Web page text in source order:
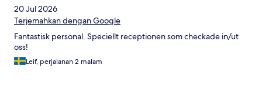
20 Jul 2026
Terjemahkan dengan Google
Fantastisk personal. Speciellt receptionen som checkade in/ut
oss!
Leif, perjalanan 2 malam